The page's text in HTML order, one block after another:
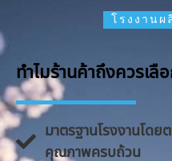
โรงงานผ
ทำไมร้านค้าถึงควรเลื
มาตรฐานโรงงานโด
คุณภาพครบถ้วน